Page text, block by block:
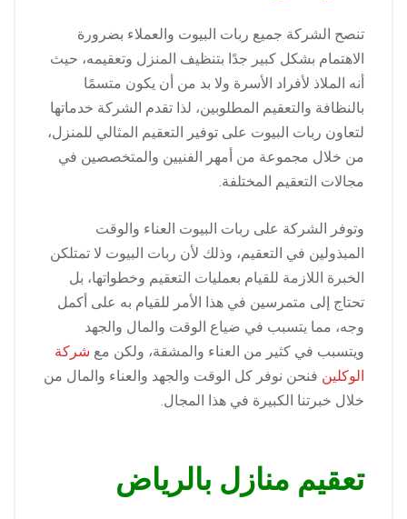
تنصح الشركة جميع ربات البيوت والعملاء بضرورة
الاهتمام بشكل كبير جدًا بتنظيف المنزل وتعقيمه، حيث
أنه الملاذ لأفراد الأسرة ولا بد من أن يكون متسمًا
بالنظافة والتعقيم المطلوبين، لذا تقدم الشركة خدماتها
لتعاون ربات البيوت على توفير التعقيم المثالي للمنزل،
من خلال مجموعة من أمهر الفنيين والمتخصصين في
مجالات التعقيم المختلفة.
وتوفر الشركة على ربات البيوت العناء والوقت
المبذولين في التعقيم، وذلك لأن ربات البيوت لا تمتلكن
الخبرة اللازمة للقيام بعمليات التعقيم وخطواتها، بل
تحتاج إلى متمرسين في هذا الأمر للقيام به على أكمل
وجه، مما يتسبب في ضياع الوقت والمال والجهد
ويتسبب في كثير من العناء والمشقة، ولكن مع شركة
الوكلين فنحن نوفر كل الوقت والجهد والعناء والمال من
خلال خبرتنا الكبيرة في هذا المجال.
تعقيم منازل بالرياض